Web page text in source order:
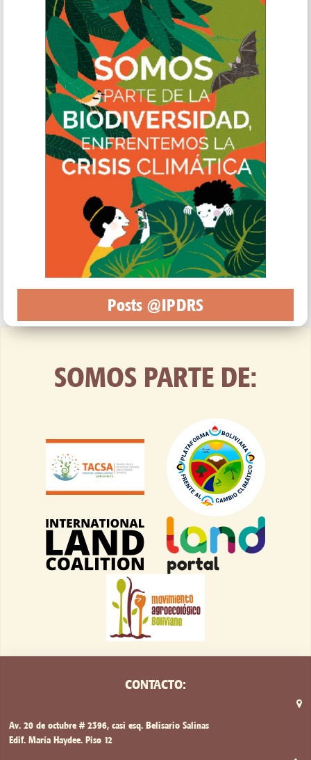
Posts @IPDRS
SOMOS PARTE DE:
CONTACTO:
Av. 20 de octubre # 2396, casi esq. Belisario Salinas
Edif. María Haydee. Piso 12